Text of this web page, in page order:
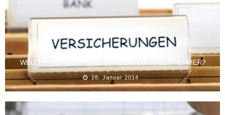
WELCHE VERSICHERUNG BRAUCHT EIN ARBEITNEHMER?
28. Januar 2014